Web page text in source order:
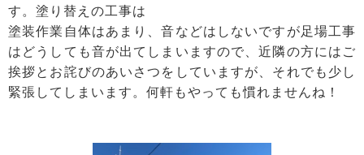
す。塗り替えの工事は
塗装作業自体はあまり、音などはしないですが足場工事
はどうしても音が出てしまいますので、近隣の方にはご
挨拶とお詫びのあいさつをしていますが、それでも少し
緊張してしまいます。何軒もやっても慣れませんね！